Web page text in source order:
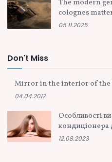
The modern
colognes
05.11.2025
Don't Miss
Mirror in the interior of the
04.04.2017
Особливості
кондиціонера
12.08.2023